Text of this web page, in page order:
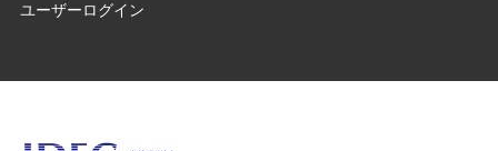
ユーザーログイン